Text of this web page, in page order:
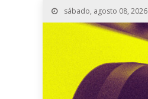
sábado, agosto 08, 2026